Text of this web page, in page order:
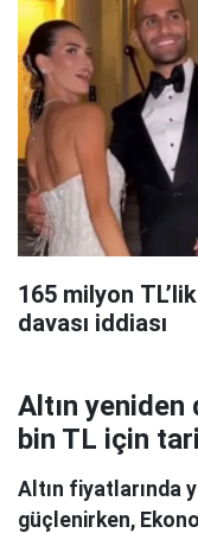
165 milyon
davası iddiası
Altın yeniden
bin TL için
Altın fiyatlarında
güçlenirken,